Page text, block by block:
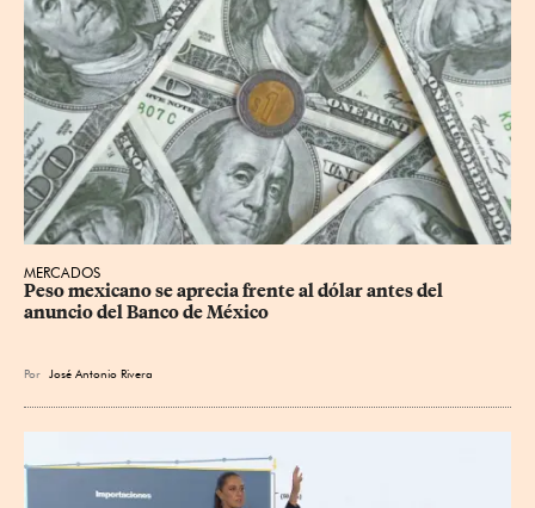
MERCADOS
Peso mexicano se aprecia frente al dólar antes del
anuncio del Banco de México
Por José Antonio Rivera